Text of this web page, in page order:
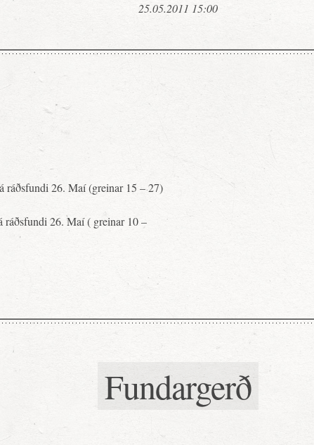
25.05.2011 15:00
26. Maí (greinar 15 – 27)
26. Maí ( greinar 10 –
Fundargerð